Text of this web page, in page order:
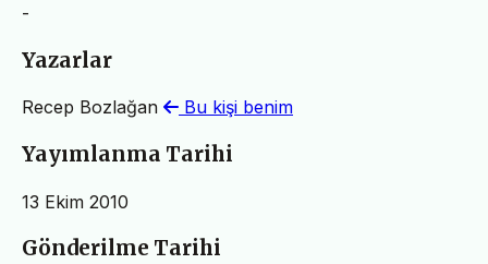
-
Yazarlar
Recep Bozlağan Bu kişi benim
Yayımlanma Tarihi
13 Ekim 2010
Gönderilme Tarihi